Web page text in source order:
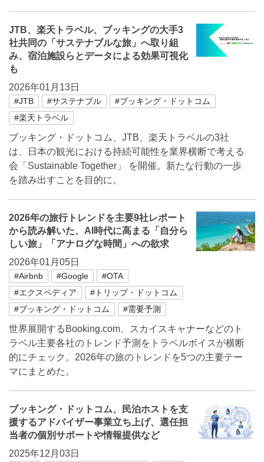
JTB、楽天トラベル、ブッキングの大手3
社共同の「サステナブルな旅」へ取り組
み、宿泊施設らとデータによる効果可視化
も
2026年01月13日
#JTB #サステナブル
#ブッキング・ドットコム
#楽天トラベル
ブッキング・ドットコム、JTB、楽天トラベルの3社
は、日本の観光における持続可能性を業界横断で考える
会「Sustainable Together」 を開催。新たな行動の一歩
を踏み出すことを目的に。
2026年の旅行トレンドを主要9社レポート
から読み解いた、AI時代に高まる「自分ら
しい旅」「アナログな時間」への欲求
2026年01月05日
#Airbnb #Google
#OTA
#エクスペディア
#トリップ・ドットコム
#ブッキング・ドットコム
#需要予測
世界展開するBooking.com、スカイスキャナーなどのト
ラベル主要各社のトレンド予測をトラベルボイスが横断
的にチェック。2026年の旅のトレンドを5つの主要テー
マにまとめた。
ブッキング・ドットコム、民泊ホストを支
援するアドバイザー事業立ち上げ、選任担
当者の個別サポートや情報提供など
2025年12月03日